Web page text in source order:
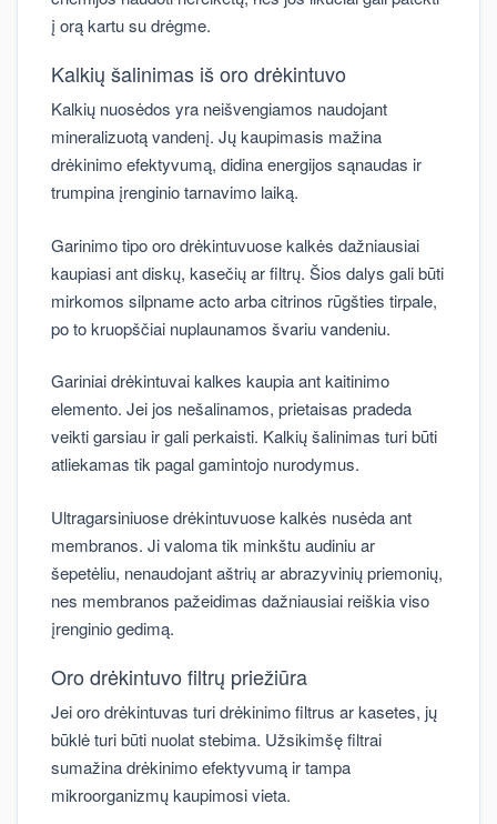
į orą kartu su drėgme.
Kalkių šalinimas iš oro drėkintuvo
Kalkių nuosėdos yra neišvengiamos naudojant
mineralizuotą vandenį. Jų kaupimasis mažina
drėkinimo efektyvumą, didina energijos sąnaudas ir
trumpina įrenginio tarnavimo laiką.
Garinimo tipo oro drėkintuvuose kalkės dažniausiai
kaupiasi ant diskų, kasečių ar filtrų. Šios dalys gali būti
mirkomos silpname acto arba citrinos rūgšties tirpale,
po to kruopščiai nuplaunamos švariu vandeniu.
Gariniai drėkintuvai kalkes kaupia ant kaitinimo
elemento. Jei jos nešalinamos, prietaisas pradeda
veikti garsiau ir gali perkaisti. Kalkių šalinimas turi būti
atliekamas tik pagal gamintojo nurodymus.
Ultragarsiniuose drėkintuvuose kalkės nusėda ant
membranos. Ji valoma tik minkštu audiniu ar
šepetėliu, nenaudojant aštrių ar abrazyvinių priemonių,
nes membranos pažeidimas dažniausiai reiškia viso
įrenginio gedimą.
Oro drėkintuvo filtrų priežiūra
Jei oro drėkintuvas turi drėkinimo filtrus ar kasetes, jų
būklė turi būti nuolat stebima. Užsikimšę filtrai
sumažina drėkinimo efektyvumą ir tampa
mikroorganizmų kaupimosi vieta.